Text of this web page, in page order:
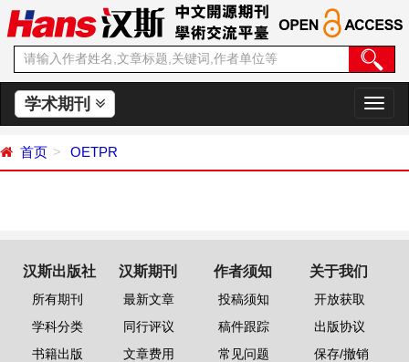
学术期刊
切
换
首页 OETPR
汉斯出版社
所有期刊
学科分类
书籍出版
汉斯期刊
最新文章
同行评议
文章费用
作者须知
投稿须知
稿件跟踪
常见问题
关于我们
开放获取
出版协议
保存/撤销